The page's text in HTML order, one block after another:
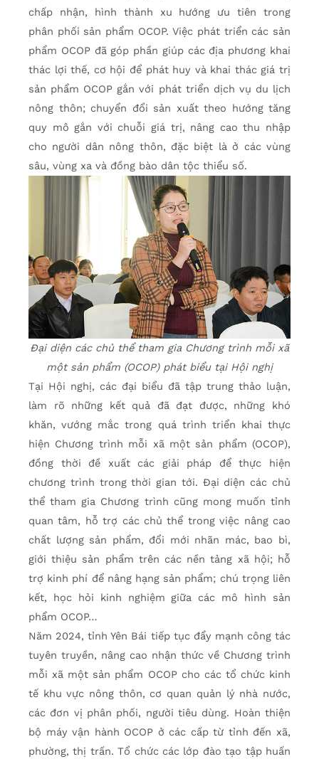
chấp nhận, hình thành xu hướng ưu tiên trong
phân phối sản phẩm OCOP. Việc phát triển các sản
phẩm OCOP đã góp phần giúp các địa phương khai
thác lợi thế, cơ hội để phát huy và khai thác giá trị
sản phẩm OCOP gắn với phát triển dịch vụ du lịch
nông thôn; chuyển đổi sản xuất theo hướng tăng
quy mô gắn với chuỗi giá trị, nâng cao thu nhập
cho người dân nông thôn, đặc biệt là ở các vùng
sâu, vùng xa và đồng bào dân tộc thiểu số.
Đại diện các chủ thể tham gia Chương trình mỗi xã
một sản phẩm (OCOP) phát biểu tại Hội nghị
Tại Hội nghị, các đại biểu đã tập trung thảo luận,
làm rõ những kết quả đã đạt được, những khó
khăn, vướng mắc trong quá trình triển khai thực
hiện Chương trình mỗi xã một sản phẩm (OCOP),
đồng thời đề xuất các giải pháp để thực hiện
chương trình trong thời gian tới. Đại diện các chủ
thể tham gia Chương trình cũng mong muốn tỉnh
quan tâm, hỗ trợ các chủ thể trong việc nâng cao
chất lượng sản phẩm, đổi mới nhãn mác, bao bì,
giới thiệu sản phẩm trên các nền tảng xã hội; hỗ
trợ kinh phí để nâng hạng sản phẩm; chú trọng liên
kết, học hỏi kinh nghiệm giữa các mô hình sản
phẩm OCOP…
Năm 2024, tỉnh Yên Bái tiếp tục đẩy mạnh công tác
tuyên truyền, nâng cao nhận thức về Chương trình
mỗi xã một sản phẩm OCOP cho các tổ chức kinh
tế khu vực nông thôn, cơ quan quản lý nhà nước,
các đơn vị phân phối, người tiêu dùng. Hoàn thiện
bộ máy vận hành OCOP ở các cấp từ tỉnh đến xã,
phường, thị trấn. Tổ chức các lớp đào tạo tập huấn